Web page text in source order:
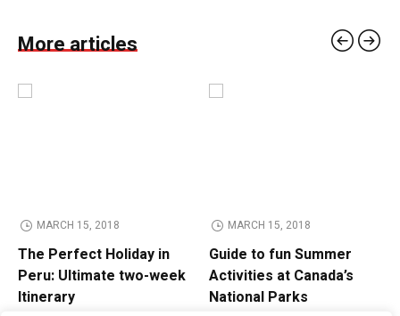
More articles
MARCH 15, 2018
The Perfect Holiday in
Peru: Ultimate two-week
Itinerary
MARCH 15, 2018
Guide to fun Summer
Activities at Canada’s
National Parks